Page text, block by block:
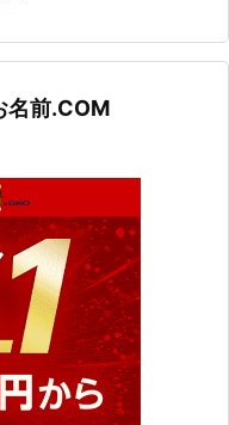
名前.COM